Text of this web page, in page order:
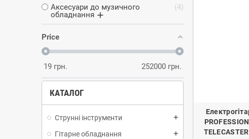
Аксесуари до музичного
обладнання
4
Price
19 грн. 252000 грн.
КАТАЛОГ
Струнні інструменти add
Гітарне обладнання add